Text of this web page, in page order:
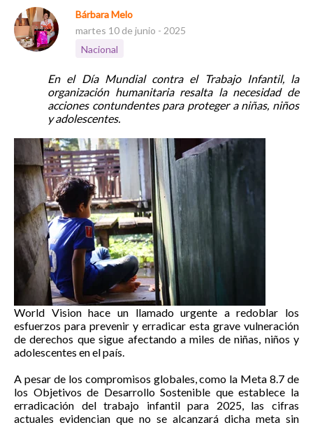
Bárbara Melo
martes 10 de junio - 2025
Nacional
En el Día Mundial contra el Trabajo Infantil, la
organización humanitaria resalta la necesidad de
acciones contundentes para proteger a niñas, niños
y adolescentes.
World Vision hace un llamado urgente a redoblar los
esfuerzos para prevenir y erradicar esta grave vulneración
de derechos que sigue afectando a miles de niñas, niños y
adolescentes en el país.
A pesar de los compromisos globales, como la Meta 8.7 de
los Objetivos de Desarrollo Sostenible que establece la
erradicación del trabajo infantil para 2025, las cifras
actuales evidencian que no se alcanzará dicha meta sin